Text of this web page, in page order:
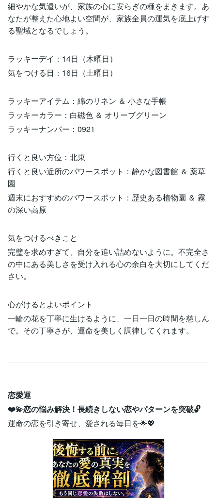
細やかな気遣いが、家族の心に安らぎの種をまきます。あ
なたが整えた心地よい空間が、家族全員の運気を底上げす
る聖域となるでしょう。
ラッキーデイ：14日（木曜日）
気をつける日：16日（土曜日）
ラッキーアイテム：綿のリネン ＆ 小さな手帳
ラッキーカラー：白磁色 ＆ オリーブグリーン
ラッキーナンバー：0921
行くと良い方位：北東
行くと良い近所のパワースポット：静かな図書館 ＆ 薬草
園
週末におすすめのパワースポット：歴史ある植物園 ＆ 霧
の深い高原
気をつけるべきこと
完璧を求めすぎて、自分を追い詰めないように。不完全さ
の中にある美しさを受け入れる心の余白を大切にしてくだ
さい。
心がけるとよいポイント
一輪の花を丁寧に生けるように、一日一日の時間を慈しん
で。その丁寧さが、運命を美しく調律してくれます。
恋愛運
❤️💫恋の悩み解決！長続きしない恋やパターンを突破🔓
運命の恋を引き寄せ、愛される毎日を🌟💖